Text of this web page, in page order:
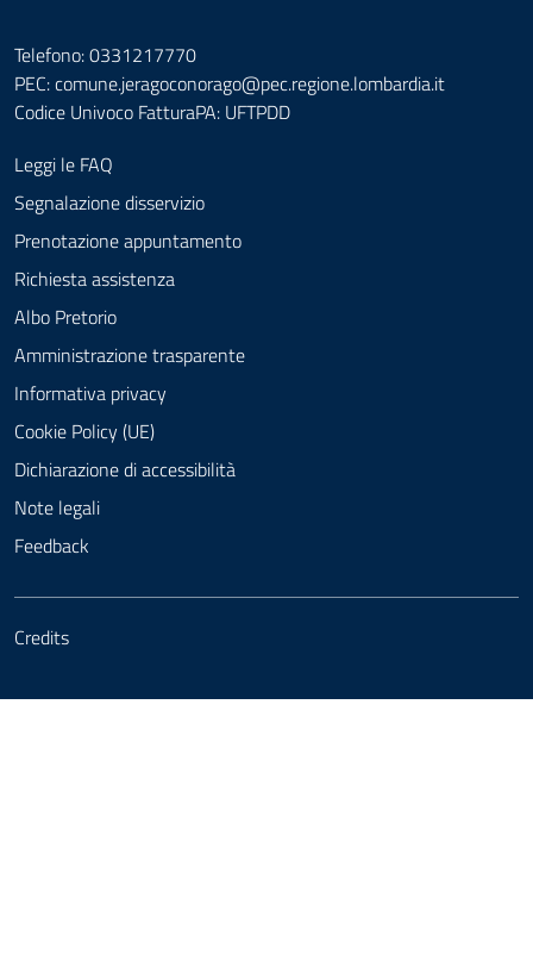
Telefono: 0331217770
PEC:comune.jeragoconorago@pec.regione.lombardia.it
Codice Univoco FatturaPA: UFTPDD
Leggi le FAQ
Segnalazione disservizio
Prenotazione appuntamento
Richiesta assistenza
Albo Pretorio
Amministrazione trasparente
Informativa privacy
Cookie Policy (UE)
Dichiarazione di accessibilità
Note legali
Feedback
Credits